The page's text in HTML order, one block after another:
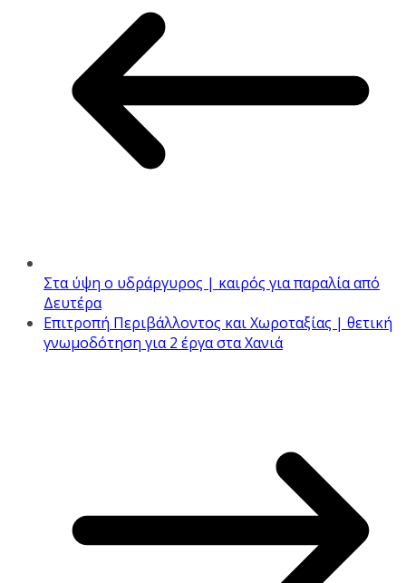
Στα ύψη ο υδράργυρος | καιρός για παραλία από
Δευτέρα
Επιτροπή Περιβάλλοντος και Χωροταξίας | θετική
γνωμοδότηση για 2 έργα στα Χανιά